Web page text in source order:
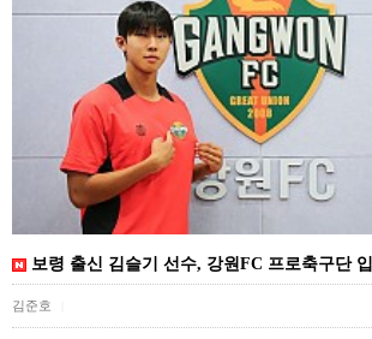
보령 출신 김슬기 선수, 강원FC 프로축구단
김준호